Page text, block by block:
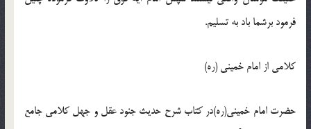
فرمود برشما باد به تسليم.
کلامي از امام خميني (ره)
حضرت امام خميني(ره)در کتاب شرح حديث جنود عقل و جهل کلامي جامع